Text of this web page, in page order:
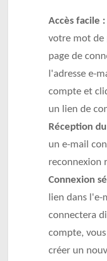
Accès facile :
votre mot de
page de
l'adresse e-
compte et
un lien de
Réception
un e-mail
reconnexion
Connexion
lien dans l'e-
connectera
compte,
créer un